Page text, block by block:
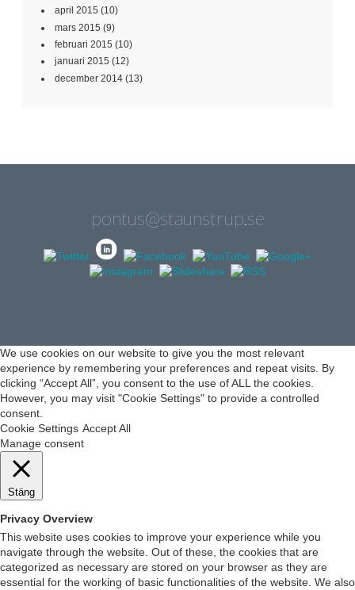
april 2015 (10)
mars 2015 (9)
februari 2015 (10)
januari 2015 (12)
december 2014 (13)
pontus@staunstrup.se
We use cookies on our website to give you the most relevant
experience by remembering your preferences and repeat visits. By
clicking “Accept All”, you consent to the use of ALL the cookies.
However, you may visit "Cookie Settings" to provide a controlled
consent.
Cookie Settings Accept All
Manage consent
Stäng
Privacy Overview
This website uses cookies to improve your experience while you
navigate through the website. Out of these, the cookies that are
categorized as necessary are stored on your browser as they are
essential for the working of basic functionalities of the website. We also